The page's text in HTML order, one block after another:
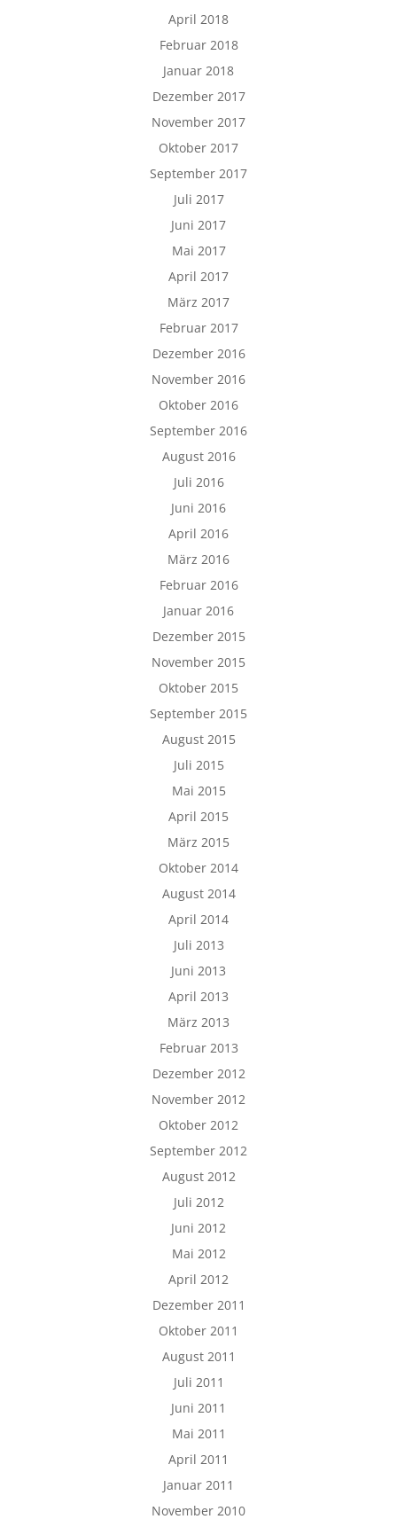
April 2018
Februar 2018
Januar 2018
Dezember 2017
November 2017
Oktober 2017
September 2017
Juli 2017
Juni 2017
Mai 2017
April 2017
März 2017
Februar 2017
Dezember 2016
November 2016
Oktober 2016
September 2016
August 2016
Juli 2016
Juni 2016
April 2016
März 2016
Februar 2016
Januar 2016
Dezember 2015
November 2015
Oktober 2015
September 2015
August 2015
Juli 2015
Mai 2015
April 2015
März 2015
Oktober 2014
August 2014
April 2014
Juli 2013
Juni 2013
April 2013
März 2013
Februar 2013
Dezember 2012
November 2012
Oktober 2012
September 2012
August 2012
Juli 2012
Juni 2012
Mai 2012
April 2012
Dezember 2011
Oktober 2011
August 2011
Juli 2011
Juni 2011
Mai 2011
April 2011
Januar 2011
November 2010